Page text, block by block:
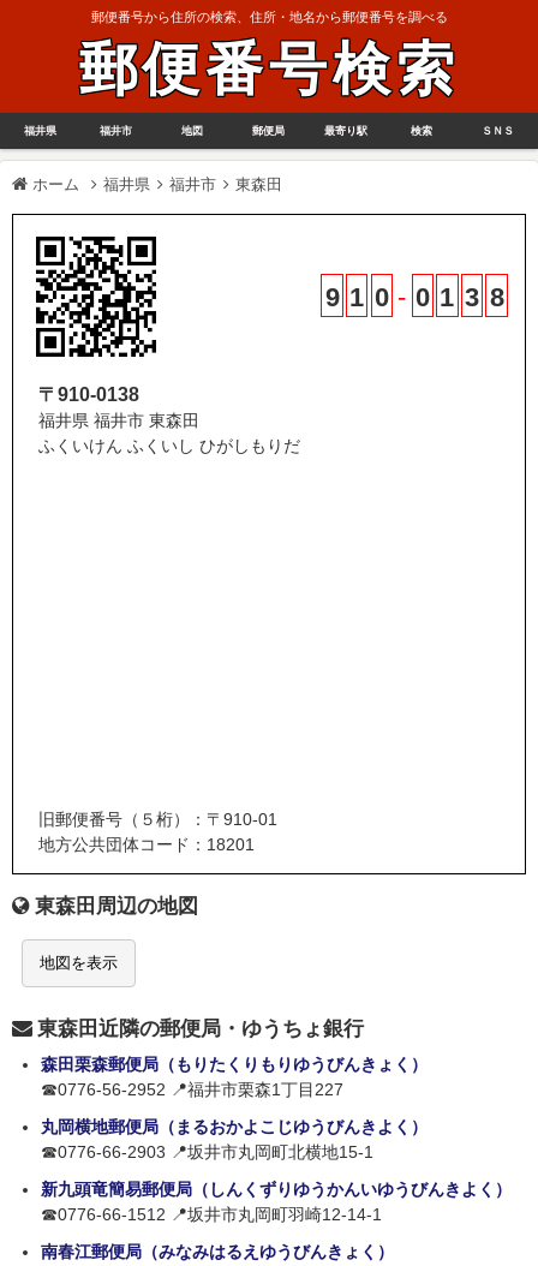
郵便番号から住所の検索、住所・地名から郵便番号を調べる
郵便番号検索
福井県 福井市 地図 郵便局 最寄り駅 検索 ＳＮＳ
ホーム 福井県 福井市 東森田
9 1 0 - 0 1 3 8
〒910-0138
福井県 福井市 東森田
ふくいけん ふくいし ひがしもりだ
旧郵便番号（５桁）：〒910-01
地方公共団体コード：18201
東森田周辺の地図
地図を表示
東森田近隣の郵便局・ゆうちょ銀行
森田栗森郵便局（もりたくりもりゆうびんきょく）
☎0776-56-2952 📍福井市栗森1丁目227
丸岡横地郵便局（まるおかよこじゆうびんきよく）
☎0776-66-2903 📍坂井市丸岡町北横地15-1
新九頭竜簡易郵便局（しんくずりゆうかんいゆうびんきよく）
☎0776-66-1512 📍坂井市丸岡町羽崎12-14-1
南春江郵便局（みなみはるえゆうびんきょく）